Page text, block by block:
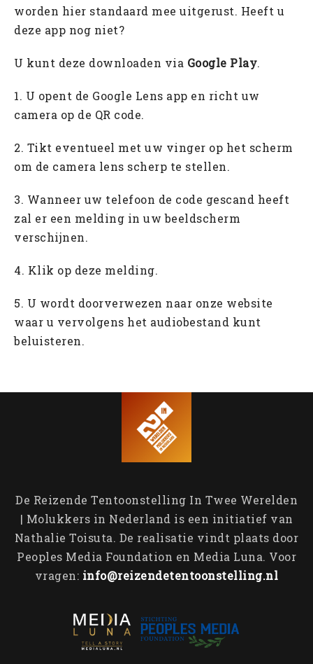
worden hier standaard mee uitgerust. Heeft u
deze app nog niet?
U kunt deze downloaden via Google Play.
1. U opent de Google Lens app en richt uw
camera op de QR code.
2. Tikt eventueel met uw vinger op het scherm
om de camera lens scherp te stellen.
3. Wanneer uw telefoon de code gescand heeft
zal er een melding in uw beeldscherm
verschijnen.
4. Klik op deze melding.
5. U wordt doorverwezen naar onze website
waar u vervolgens het audiobestand kunt
beluisteren.
De Reizende Tentoonstelling In Twee Werelden
| Molukkers in Nederland is een initiatief van
Nathalie Toisuta. De realisatie vindt plaats door
Peoples Media Foundation en Media Luna. Voor
vragen: info@reizendetentoonstelling.nl